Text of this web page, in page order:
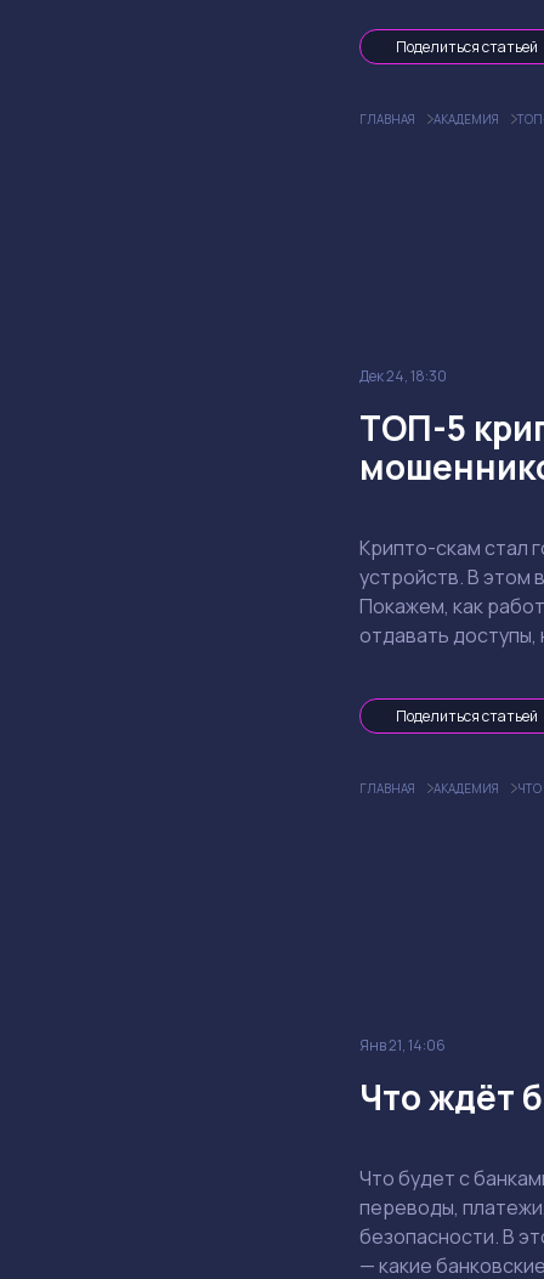
Поделиться статьей
ГЛАВНАЯ АКАДЕМИЯ
Дек 24, 18:30
ТОП-5
Крипто-скам стал
устройств. В этом
Покажем, как
отдавать доступы,
Поделиться статьей
ГЛАВНАЯ АКАДЕМИЯ
Янв 21, 14:06
Что ждёт
Что будет с
переводы,
безопасности. В
— какие